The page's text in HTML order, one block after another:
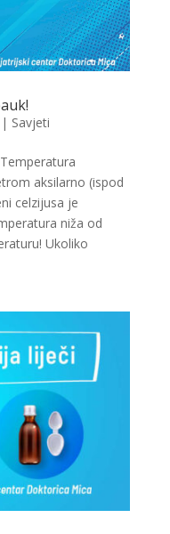
| Savjeti
aksilarno (ispod
celzijusa je
niža od
Ukoliko